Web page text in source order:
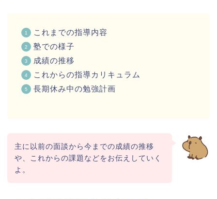
これまでの指導内容
塾での様子
成績の推移
これからの指導カリキュラム
長期休み中の勉強計画
主に以前の面談から今までの成績の推移
や、これからの課題などをお伝えしていく
よ。